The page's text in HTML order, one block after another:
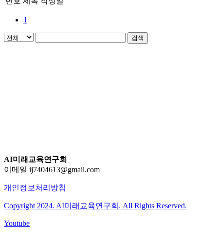
1
검색
AI미래교육연구회
이메일 ij7404613@gmail.com
개인정보처리방침
Copyright 2024. AI미래교육연구회. All Rights Reserved.
Youtube